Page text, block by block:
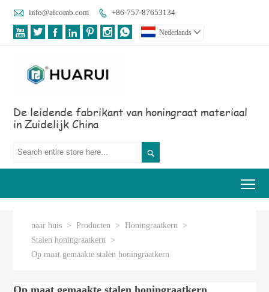
 info@alcomb.com  +86-757-87653134
       Nederlands 
De leidende fabrikant van honingraat materiaal
in Zuidelijk China

naar huis > Producten > Honingraatkern >
Stalen honingraatkern >
Op maat gemaakte stalen honingraatkern